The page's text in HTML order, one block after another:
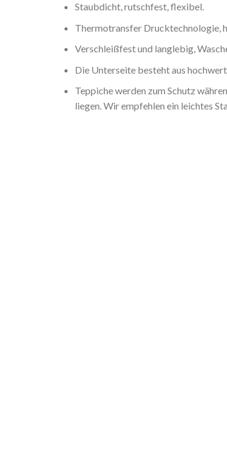
Staubdicht, rutschfest, flexibel.
Thermotransfer Drucktechnologie,
Verschleißfest und langlebig,
Die Unterseite besteht aus
Teppiche werden zum Schutz
liegen. Wir empfehlen ein leichtes